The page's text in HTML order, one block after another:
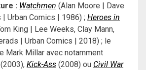
: Watchmen (Alan Moore | Dave
| Urban Comics | 1986) ; Heroes in
King | Lee Weeks, Clay Mann,
| Urban Comics | 2018) ; le
Mark Millar avec notamment
(2003), Kick-Ass (2008) ou Civil War